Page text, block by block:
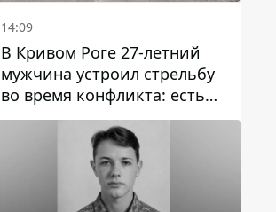
14:09
В Кривом Роге 27-летний
мужчина устроил стрельбу
во время конфликта: есть
раненый